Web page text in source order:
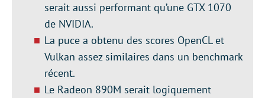
serait aussi performant qu’une GTX 1070
de NVIDIA.
La puce a obtenu des scores OpenCL et
Vulkan assez similaires dans un benchmark
récent.
Le Radeon 890M serait logiquement